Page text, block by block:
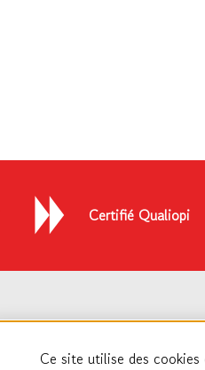
Certifié Qualiopi
Ce site utilise des cookies